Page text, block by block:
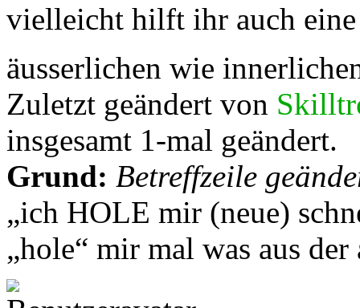
vielleicht hilft ihr auch
äusserlichen wie
Zuletzt geändert von
insgesamt 1-mal geändert.
Grund: Betreffzeile
„ich HOLE mir (neue)
„hole“ mir mal was aus